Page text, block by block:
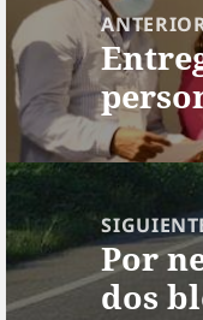
de
entradasEntrada
entrada:
Por
dos